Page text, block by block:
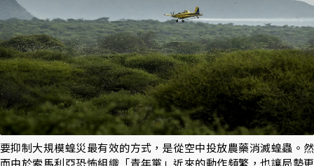
要抑制大規模蝗災最有效的方式，是從空中投放農藥消滅蝗蟲。然
而由於索馬利亞恐怖組織「青年黨」近來的動作頻繁，也讓局勢更